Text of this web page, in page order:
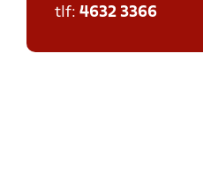
tlf: 4632 3366